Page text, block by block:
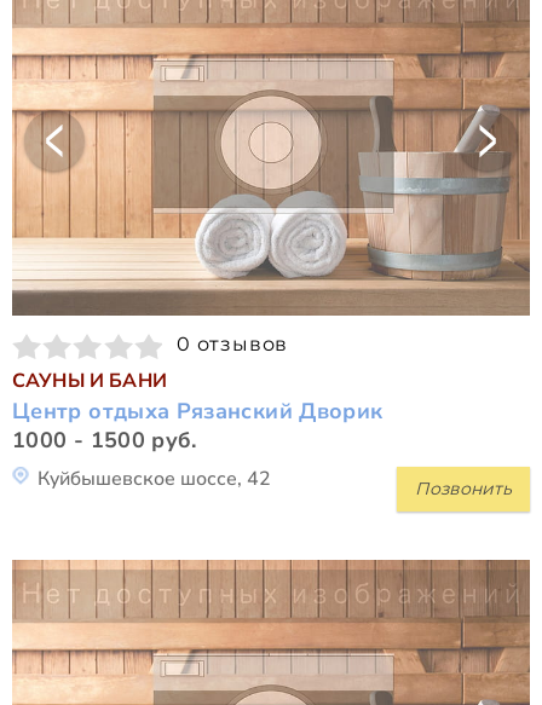
0 отзывов
САУНЫ И БАНИ
Центр отдыха Рязанский Дворик
1000 - 1500 руб.
Позвонить
Куйбышевское шоссе, 42